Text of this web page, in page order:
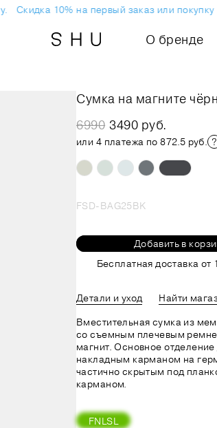
Скидка 10% на первый заказ или покупку
О бренде
Сумка на магните
6990 3490 руб.
или 4 платежа по 872.5 руб.
FSD-BAG25BK
Добавить в
Бесплатная доставка от
Детали и уход
Найти
Вместительная сумка из
со съемным плечевым
магнит. Основное
накладным карманом на
частично скрытым под
карманом.
FNLSL